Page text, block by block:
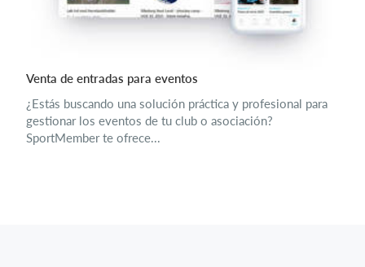
Venta de entradas para eventos
¿Estás buscando una solución práctica y profesional para
gestionar los eventos de tu club o asociación?
SportMember te ofrece...